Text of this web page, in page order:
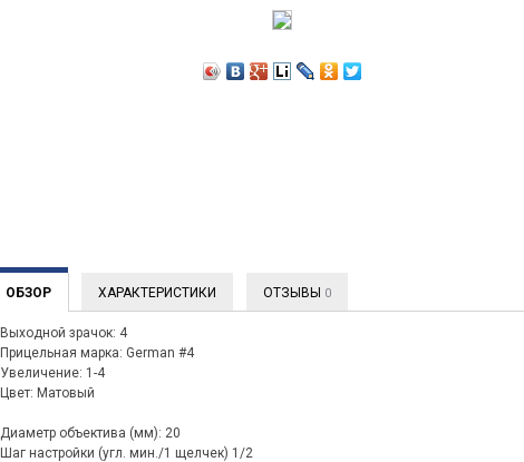
ОБЗОР ХАРАКТЕРИСТИКИ ОТЗЫВЫ 0
Выходной зрачок: 4
Прицельная марка: German #4
Увеличение: 1-4
Цвет: Матовый
Диаметр объектива (мм): 20
Шаг настройки (угл. мин./1 щелчек) 1/2